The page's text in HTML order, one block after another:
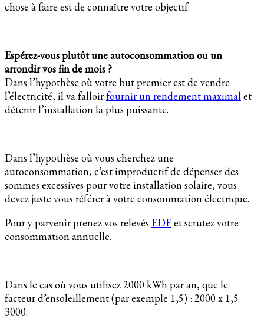
chose à faire est de connaître votre objectif.
Espérez-vous plutôt une autoconsommation ou un
arrondir vos fin de mois ?
Dans l’hypothèse où votre but premier est de vendre
l’électricité, il va falloirfournir un rendement maximalet
détenir l’installation la plus puissante.
Dans l’hypothèse où vous cherchez une
autoconsommation, c’est improductif de dépenser des
sommes excessives pour votre installation solaire, vous
devez juste vous référer à votre consommation électrique.
Pour y parvenir prenez vos relevés EDFet scrutez votre
consommation annuelle.
Dans le cas où vous utilisez 2000 kWh par an, que le
facteur d’ensoleillement (par exemple 1,5) : 2000 x 1,5 =
3000.